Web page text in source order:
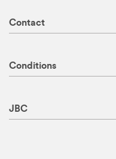
Contact
Conditions
JBC